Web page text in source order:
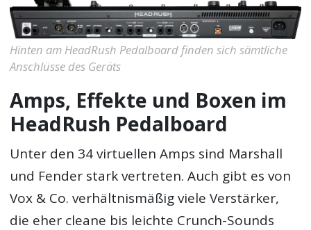
Hinten am HeadRush Pedalboard finden sich sämtliche
Anschlüsse des Geräts
Amps, Effekte und Boxen im
HeadRush Pedalboard
Unter den 34 virtuellen Amps sind Marshall
und Fender stark vertreten. Auch gibt es von
Vox & Co. verhältnismäßig viele Verstärker,
die eher cleane bis leichte Crunch-Sounds